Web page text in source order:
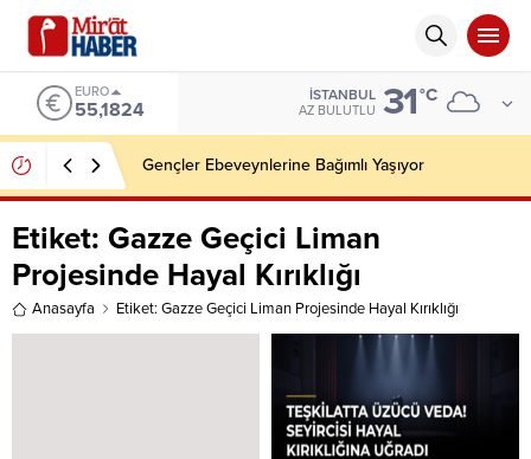
EURO
55,1824
İSTANBUL
AZ BULUTLU 31°C
Gençler Ebeveynlerine Bağımlı Yaşıyor
Etiket: Gazze Geçici Liman
Projesinde Hayal Kırıklığı
Anasayfa Etiket: Gazze Geçici Liman Projesinde Hayal Kırıklığı